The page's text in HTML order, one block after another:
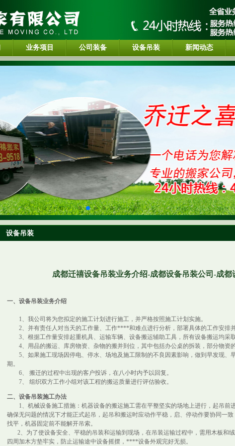
业务项目 公司装备 设备吊装 新闻动态
设备吊装
成都迁禧设备吊装业务介绍-成都设备吊装公司-成都
一、设备吊装业务介绍
1、我公司将为您拟定的施工计划进行施工，并严格按照施工计划实施。
2、并有责任人对当天的工作量、工作****和难点进行分析，部署具体的工作安排并
3、根据工作量安排起重机具、运输车辆、设备搬运辅助工具，所有设备搬运均采取
4、用品的搬运、库房物资、杂物的搬并到位，其中包括办公桌的拆装，部分物资的
5、如果施工现场因停电、停水、场地及施工限制的不良因素影响，做到早发现、
期。
6、 搬迁的过程中出现的客户投诉，在八小时内予以回复。
7、 组织双方工作小组对该工程的搬运质量进行评估验收。
二、设备吊装施工办法
1、机械设备施工措施：机器设备的搬运施工需在平整坚实的场地上进行，起吊前
确保无问题的情况下才能正式起吊，起吊和搬运时应动作平稳，启、停动作要协同一
找平，机器固定前不能解开吊索。
2、为了使设备安全、平稳的吊装和运输到现场，在吊装运输过程中，需用木板和绒
四周加木方垫牢实，防止运输途中设备摇摆，****设备外观完好无损。